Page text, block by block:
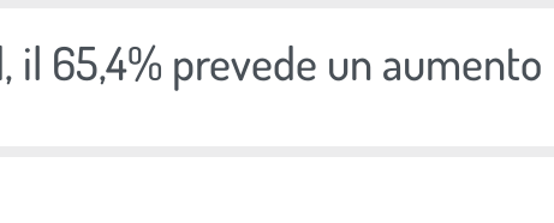
il 65,4% prevede un aumento